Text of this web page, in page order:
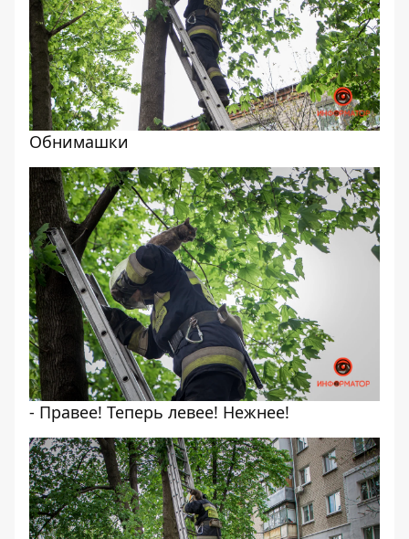
Обнимашки
- Правее! Теперь левее! Нежнее!